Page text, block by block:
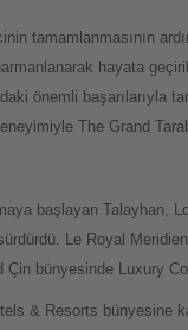
tamamlanmasının
hayata
önemli başarılarıyla
The Grand
başlayan Talayhan,
Le Royal
bünyesinde Luxury
& Resorts bünyesine